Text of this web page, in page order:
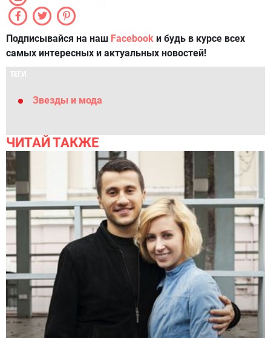
Подписывайся на наш Facebook и будь в курсе всех
самых интересных и актуальных новостей!
ТЕГИ
Звезды и мода
ЧИТАЙ ТАКЖЕ